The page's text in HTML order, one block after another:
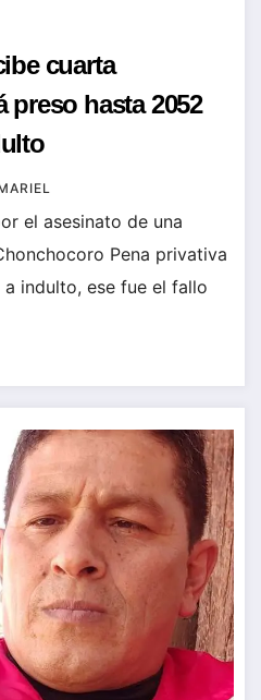
cuarta
preso hasta 2052
el asesinato de una
Pena privativa
indulto, ese fue el fallo